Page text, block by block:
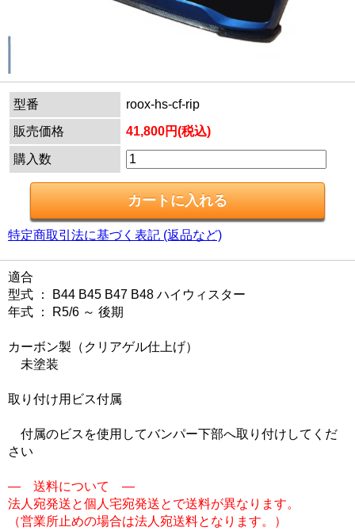
型番
roox-hs-cf-rip
販売価格
41,800円(税込)
購入数
特定商取引法に基づく表記 (返品など)
適合
型式 ： B44 B45 B47 B48 ハイウィスター
年式 ： R5/6 ～ 後期
カーボン製（クリアゲル仕上げ）
未塗装
取り付け用ビス付属
付属のビスを使用してバンパー下部へ取り付けしてくだ
さい
― 送料について ―
法人宛発送と個人宅宛発送とで送料が異なります。
（営業所止めの場合は法人宛送料となります。）